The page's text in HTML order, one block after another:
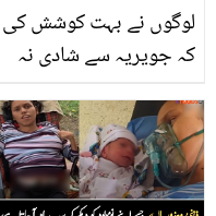
لوگوں نے بہت کوشش کی
کہ جویریہ سے شادی نہ
پہلی ملاقات کہاں ہوئی
تھی؟ نجی زندگی سے
متعلق دلچسپ باتیں